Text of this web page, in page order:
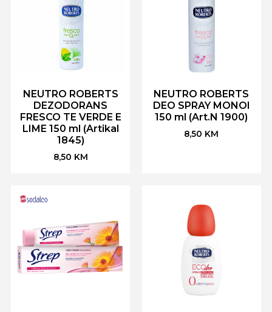
NEUTRO ROBERTS
DEZODORANS
FRESCO TE VERDE E
LIME 150 ml (Artikal
1845)
8,50 KM
NEUTRO ROBERTS
DEO SPRAY MONOI
150 ml (Art.N 1900)
8,50 KM